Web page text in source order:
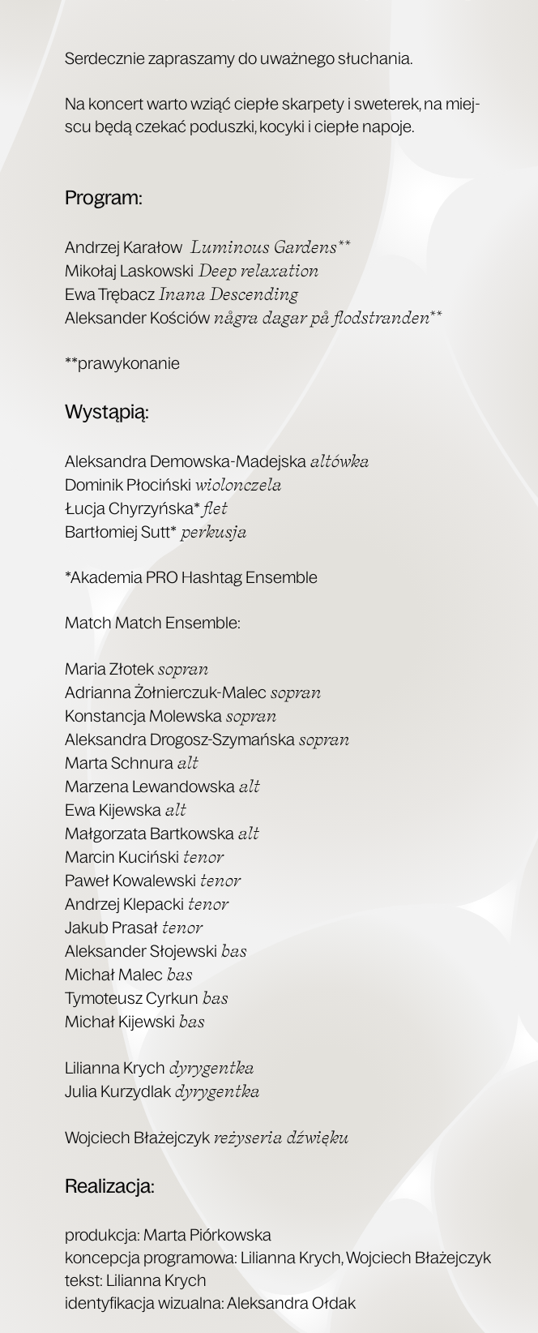
Ser­decz­nie zapra­sza­my do uważ­ne­go słuchania.
Na kon­cert war­to wziąć cie­płe skar­pe­ty i swe­te­rek, na miej­
scu będą cze­kać podusz­ki, kocy­ki i cie­płe napoje.
Pro­gram:
Andrzej Kara­łow Lumi­no­us Gar­dens**
Miko­łaj Laskow­ski Deep rela­xa­tion
Ewa Trę­bacz Ina­na Descen­ding
Alek­san­der Kościów några dagar på flodstranden**
**pra­wy­ko­na­nie
Wystą­pią:
Alek­san­dra Demow­ska-Madej­ska altów­ka
Domi­nik Pło­ciń­ski wio­lon­cze­la
Łucja Chy­rzyń­ska* flet
Bar­tło­miej Sutt* perkusja
*Aka­de­mia PRO Hash­tag Ensemble
Match Match Ensemble:
Maria Zło­tek sopran
Adrian­na Żoł­nier­czuk-Malec sopran
Kon­stan­cja Molew­ska sopran
Alek­san­dra Dro­gosz-Szy­mań­ska sopran
Mar­ta Schnu­ra alt
Marze­na Lewan­dow­ska alt
Ewa Kijew­ska alt
Mał­go­rza­ta Bart­kow­ska alt
Mar­cin Kuciń­ski tenor
Paweł Kowa­lew­ski tenor
Andrzej Kle­pac­ki tenor
Jakub Pra­sał tenor
Alek­san­der Sło­jew­ski bas
Michał Malec bas
Tymo­te­usz Cyr­kun bas
Michał Kijew­ski bas
Lilian­na Krych dyry­gent­ka
Julia Kurzy­dlak dyry­gent­ka
Woj­ciech Bła­żej­czyk reży­se­ria dźwięku
Reali­za­cja:
pro­duk­cja: Mar­ta Piór­kow­ska
kon­cep­cja pro­gra­mo­wa: Lilian­na Krych, Woj­ciech Bła­żej­czyk
tekst: Lilian­na Krych
iden­ty­fi­ka­cja wizu­al­na: Alek­san­dra Ołdak